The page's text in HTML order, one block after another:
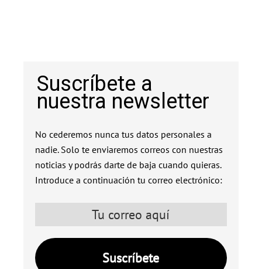
Suscríbete a
nuestra newsletter
No cederemos nunca tus datos personales a
nadie. Solo te enviaremos correos con nuestras
noticias y podrás darte de baja cuando quieras.
Introduce a continuación tu correo electrónico: